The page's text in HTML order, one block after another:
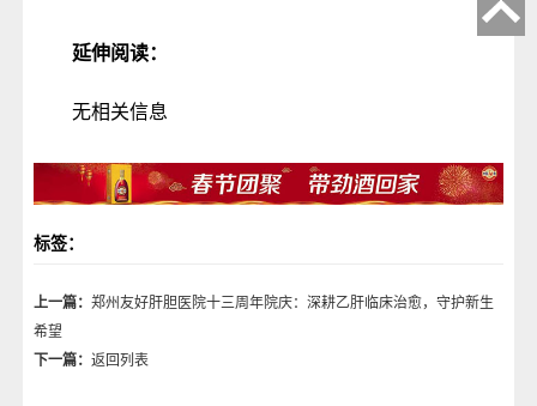
延伸阅读：
无相关信息
标签：
上一篇： 郑州友好肝胆医院十三周年院庆：深耕乙肝临床治愈，守护新生
希望
下一篇： 返回列表